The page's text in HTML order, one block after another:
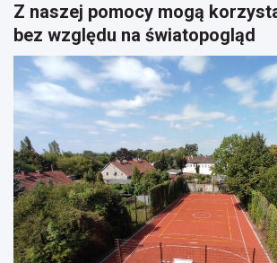
Z naszej pomocy mogą
bez względu na światopogląd